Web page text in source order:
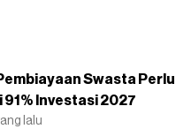
Swasta Perlu
91% Investasi 2027
lalu